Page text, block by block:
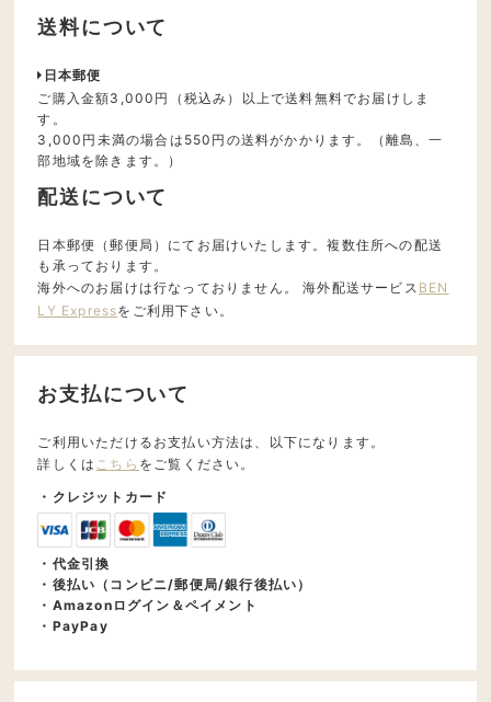
送料について
日本郵便
ご購入金額3,000円（税込み）以上で送料無料でお届けしま
す。
3,000円未満の場合は550円の送料がかかります。（離島、一
部地域を除きます。）
配送について
日本郵便（郵便局）にてお届けいたします。複数住所への配送
も承っております。
海外へのお届けは行なっておりません。 海外配送サービス BEN
LY Expressをご利用下さい。
お支払について
ご利用いただけるお支払い方法は、以下になります。
詳しくは こちら をご覧ください。
・クレジットカード
・代金引換
・後払い（コンビニ/郵便局/銀行後払い）
・Amazonログイン＆ペイメント
・PayPay